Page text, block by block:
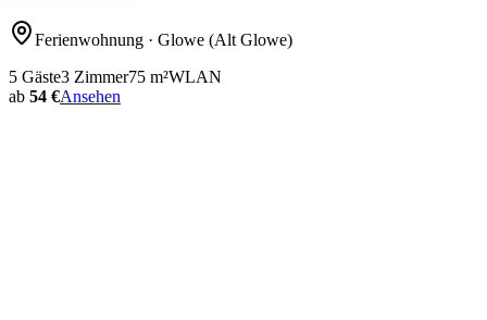
Ferienwohnung · Glowe (Alt Glowe)
5 Gäste3 Zimmer75 m²WLAN
ab 54 €Ansehen